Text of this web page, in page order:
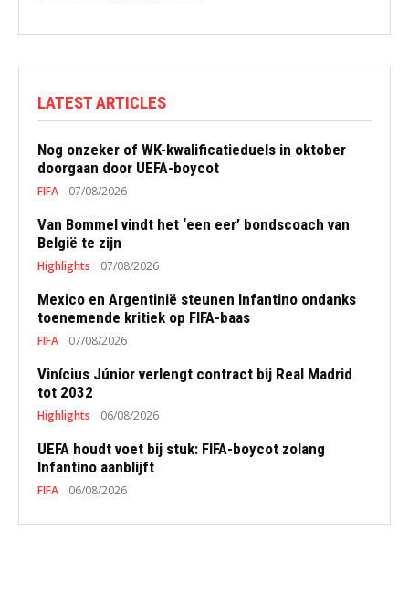
LATEST ARTICLES
Nog onzeker of WK-kwalificatieduels in oktober
doorgaan door UEFA-boycot
FIFA 07/08/2026
Van Bommel vindt het ‘een eer’ bondscoach van
België te zijn
Highlights 07/08/2026
Mexico en Argentinië steunen Infantino ondanks
toenemende kritiek op FIFA-baas
FIFA 07/08/2026
Vinícius Júnior verlengt contract bij Real Madrid
tot 2032
Highlights 06/08/2026
UEFA houdt voet bij stuk: FIFA-boycot zolang
Infantino aanblijft
FIFA 06/08/2026